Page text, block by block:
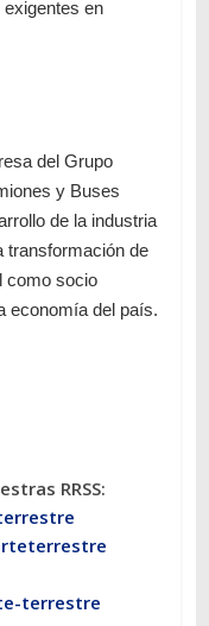
en
del Grupo
y Buses
de la industria
transformación de
como socio
economía del país.
RRSS:
tre
terrestre